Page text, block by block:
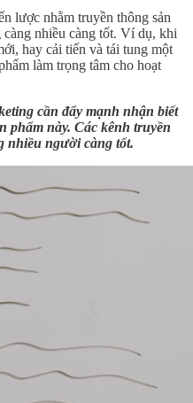
lược nhằm truyền thông sản
nhiều càng tốt. Ví dụ, khi
hay cải tiến và tái tung một
làm trọng tâm cho hoạt
cần đẩy mạnh nhận biết
phẩm này. Các kênh truyền
nhiều người càng tốt.